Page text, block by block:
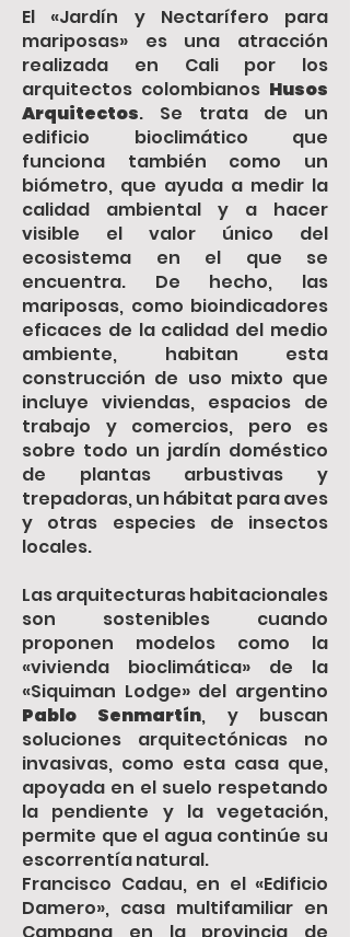
El «Jardín y Nectarífero para
mariposas» es una atracción
realizada en Cali por los
arquitectos colombianos Husos
Arquitectos. Se trata de un
edificio bioclimático que
funciona también como un
biómetro, que ayuda a medir la
calidad ambiental y a hacer
visible el valor único del
ecosistema en el que se
encuentra. De hecho, las
mariposas, como bioindicadores
eficaces de la calidad del medio
ambiente, habitan esta
construcción de uso mixto que
incluye viviendas, espacios de
trabajo y comercios, pero es
sobre todo un jardín doméstico
de plantas arbustivas y
trepadoras, un hábitat para aves
y otras especies de insectos
locales.
Las arquitecturas habitacionales
son sostenibles cuando
proponen modelos como la
«vivienda bioclimática» de la
«Siquiman Lodge» del argentino
Pablo Senmartín, y buscan
soluciones arquitectónicas no
invasivas, como esta casa que,
apoyada en el suelo respetando
la pendiente y la vegetación,
permite que el agua continúe su
escorrentía natural.
Francisco Cadau, en el «Edificio
Damero», casa multifamiliar en